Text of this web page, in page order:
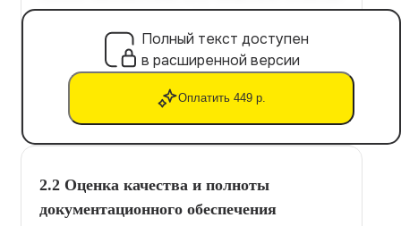
Полный текст доступен
в расширенной версии
Оплатить 449 р.
2.2 Оценка качества и полноты
документационного обеспечения